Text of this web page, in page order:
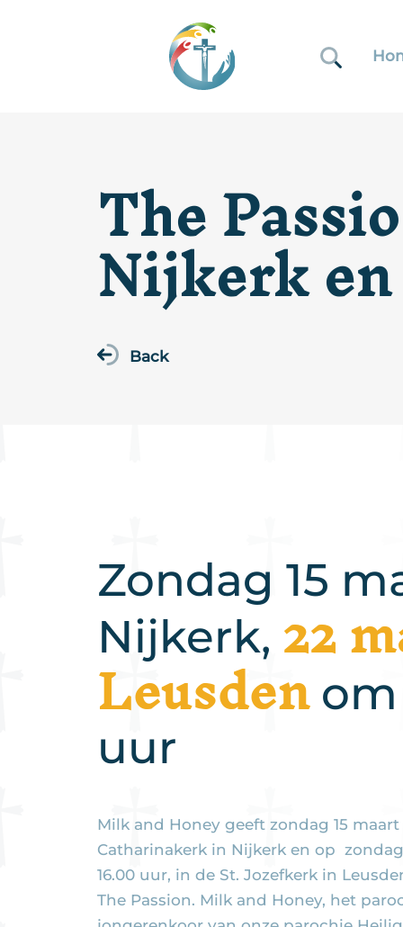
The
Nijkerk
Back
Zondag 15
Nijkerk, 22
Leusdenom
uur
Milk and Honey geeft zondag 15
Catharinakerk in Nijkerk en op
16.00 uur, in de St. Jozefkerk in
The Passion. Milk and Honey, het